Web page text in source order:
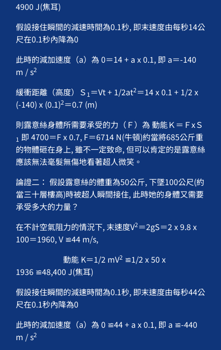
4900 J(焦耳)
假設接住瞬間的減速時間為0.1秒, 即末速度由每秒14公
尺在0.1秒內降為0
此時的減加速度（a）為 0＝14 + a x 0.1, 即 a＝-140
m / s2
緩衝距離（高度）Ｓ 1 ＝Vt + 1/2at2＝14 x 0.1 + 1/2 x
(-140) x (0.1)2＝0.7 (m)
則露意絲身體所需要承受的力（Ｆ）為 動能Ｋ＝ＦxＳ
1 即 4700＝F x 0.7, F＝6714 N(牛頓)約當將685公斤重
的物體砸在身上, 雖不一定致命, 但可以肯定的是露意絲
應該無法毫髮無傷地看著超人微笑。
論證二： 假設露意絲的體重為50公斤, 下墜100公尺(約
當三十層樓高)時被超人瞬間接住, 此時她的身體又需要
承受多大的力量？
在不計空氣阻力的情況下, 末速度V2＝2gS＝2 x 9.8 x
100＝1960, V ≌44 m/s,
動能 K＝1/2 mV2 ≌1/2 x 50 x
1936 ≌48,400 J(焦耳)
假設接住瞬間的減速時間為0.1秒, 即末速度由每秒44公
尺在0.1秒內降為0
此時的減加速度（a）為 0 ≌44 + a x 0.1, 即 a ≌-440
m / s2